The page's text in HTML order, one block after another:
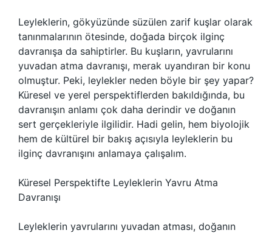
Leyleklerin, gökyüzünde süzülen zarif kuşlar olarak
tanınmalarının ötesinde, doğada birçok ilginç
davranışa da sahiptirler. Bu kuşların, yavrularını
yuvadan atma davranışı, merak uyandıran bir konu
olmuştur. Peki, leylekler neden böyle bir şey yapar?
Küresel ve yerel perspektiflerden bakıldığında, bu
davranışın anlamı çok daha derindir ve doğanın
sert gerçekleriyle ilgilidir. Hadi gelin, hem biyolojik
hem de kültürel bir bakış açısıyla leyleklerin bu
ilginç davranışını anlamaya çalışalım.
Küresel Perspektifte Leyleklerin Yavru Atma
Davranışı
Leyleklerin yavrularını yuvadan atması, doğanın